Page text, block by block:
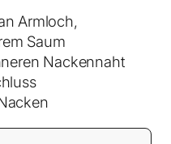
Armloch,
Saum
Nackennaht